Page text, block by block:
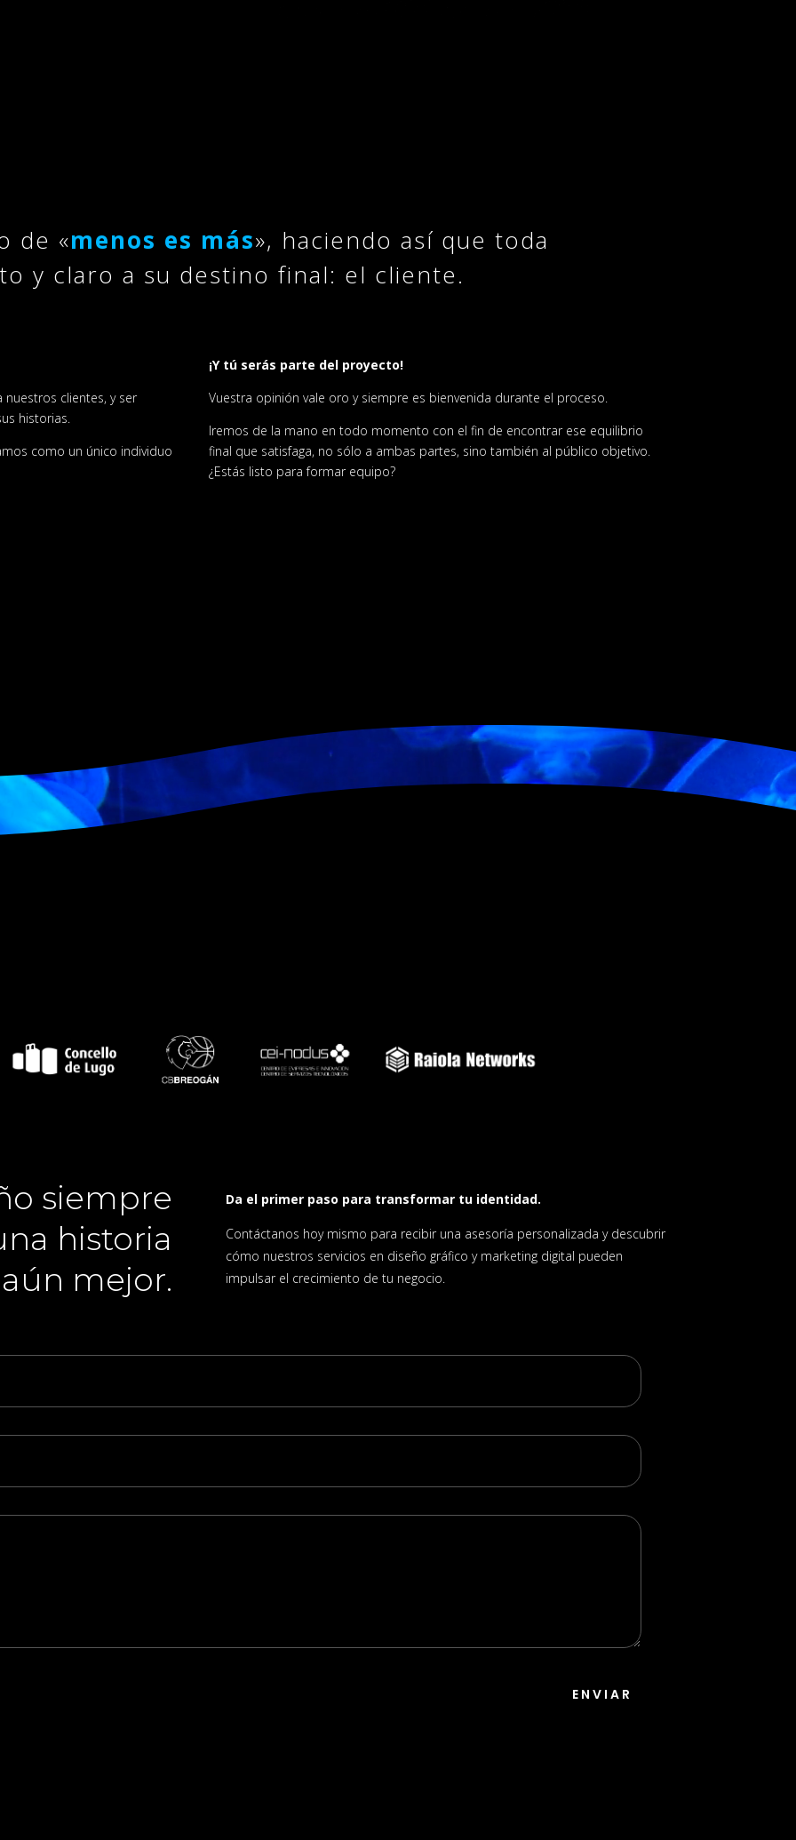
de «menos es más», haciendo así que toda
y claro a su destino final: el cliente.
clientes, y ser
historias.
como un único individuo
¡Y tú serás parte del proyecto!
Vuestra opinión vale oro y siempre es bienvenida durante el proceso.
Iremos de la mano en todo momento con el fin de encontrar ese equilibrio
final que satisfaga, no sólo a ambas partes, sino también al público objetivo.
¿Estás listo para formar equipo?
siempre
historia
aún mejor.
Da el primer paso para transformar tu identidad.
Contáctanos hoy mismo para recibir una asesoría personalizada y descubrir
cómo nuestros servicios en diseño gráfico y marketing digital pueden
impulsar el crecimiento de tu negocio.
ENVIAR